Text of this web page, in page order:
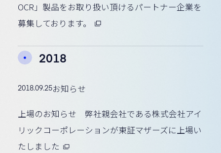
OCR」製品をお取り扱い頂けるパートナー企業を
募集しております。
2018
2018.09.25お知らせ
上場のお知らせ 弊社親会社である株式会社アイ
リックコーポレーションが東証マザーズに上場い
たしました